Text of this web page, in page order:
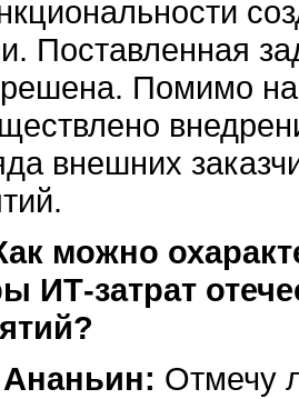
Поставленная
Помимо
внешних
можно
ИТ-затрат
Отмечу